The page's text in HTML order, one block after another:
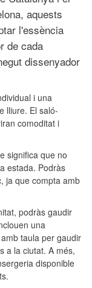
aquests
l'essència
de cada
dissenyador
i una
lliure. El saló-
comoditat i
significa que no
estada. Podràs
ja que compta amb
podràs gaudir
una
taula per gaudir
a la ciutat. A més,
disponible